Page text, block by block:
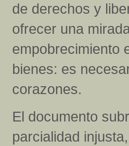
de derechos y
ofrecer una
empobrecimiento
bienes: es
corazones.
El documento
parcialidad